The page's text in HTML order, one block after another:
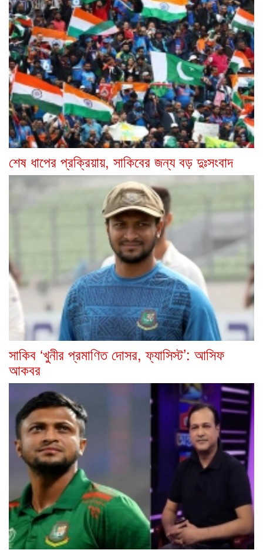
শেষ ধাপের প্রক্রিয়ায়, সাকিবের জন্য বড় দুঃসংবাদ
সাকিব ‘খুনীর প্রমাণিত দোসর, ফ্যাসিস্ট’: আসিফ
আকবর